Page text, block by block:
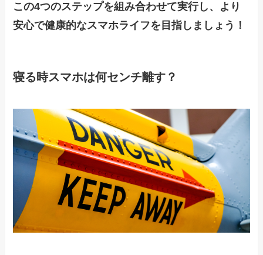
この4つのステップを組み合わせて実行し、より
安心で健康的なスマホライフを目指しましょう！
寝る時スマホは何センチ離す？